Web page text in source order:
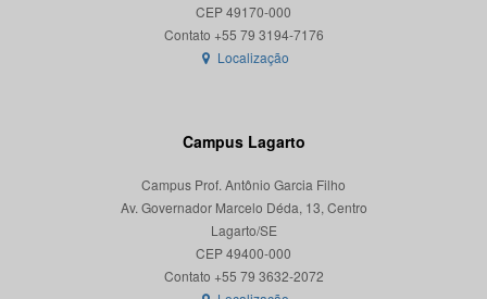
CEP 49170-000
Localização
Campus Lagarto
Campus Prof. Antônio Garcia Filho
Av. Governador Marcelo Déda, 13, Centro
Lagarto/SE
CEP 49400-000